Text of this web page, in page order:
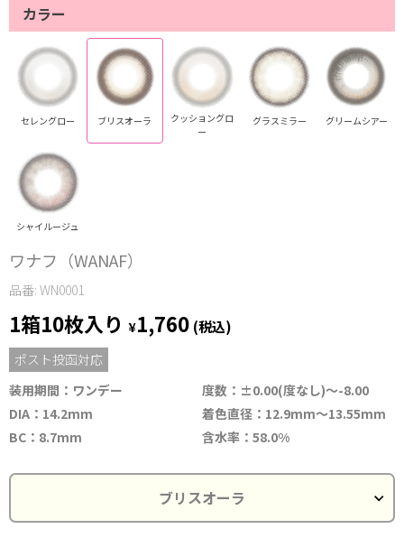
カラー
セレングロー ブリスオーラ
クッショングロ
ー
グラスミラー グリームシアー
シャイルージュ
ワナフ（WANAF）
品番: WN0001
1箱10枚入り ¥1,760 (税込)
ポスト投函対応
装用期間：ワンデー
度数：±0.00(度なし)～-8.00
DIA：14.2mm
着色直径：12.9mm～13.55mm
BC：8.7mm
含水率：58.0%